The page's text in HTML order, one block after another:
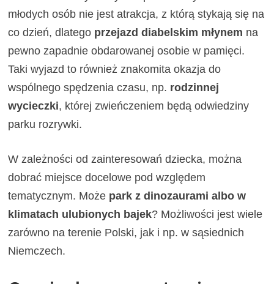
młodych osób nie jest atrakcja, z którą stykają się na
co dzień, dlatego przejazd diabelskim młynem na
pewno zapadnie obdarowanej osobie w pamięci.
Taki wyjazd to również znakomita okazja do
wspólnego spędzenia czasu, np. rodzinnej
wycieczki, której zwieńczeniem będą odwiedziny
parku rozrywki.
W zależności od zainteresowań dziecka, można
dobrać miejsce docelowe pod względem
tematycznym. Może park z dinozaurami albo w
klimatach ulubionych bajek? Możliwości jest wiele
zarówno na terenie Polski, jak i np. w sąsiednich
Niemczech.